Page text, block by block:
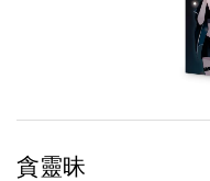
貪靈昧